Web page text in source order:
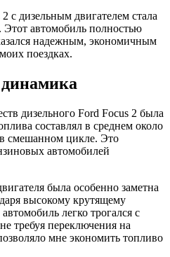
с дизельным двигателем стала
автомобиль полностью
надежным, экономичным
поездках.
дизельного Ford Focus 2 была
составлял в среднем около
смешанном цикле. Это
автомобилей
была особенно заметна
высокому крутящему
легко трогался с
требуя переключения на
мне экономить топливо